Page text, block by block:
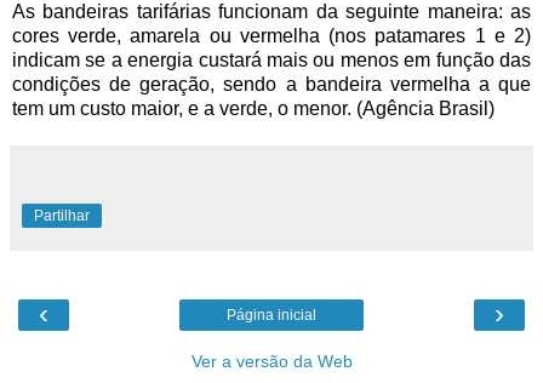
As bandeiras tarifárias funcionam da seguinte maneira: as
cores verde, amarela ou vermelha (nos patamares 1 e 2)
indicam se a energia custará mais ou menos em função das
condições de geração, sendo a bandeira vermelha a que
tem um custo maior, e a verde, o menor. (Agência Brasil)
Partilhar
‹ ›
Página inicial
Ver a versão da Web